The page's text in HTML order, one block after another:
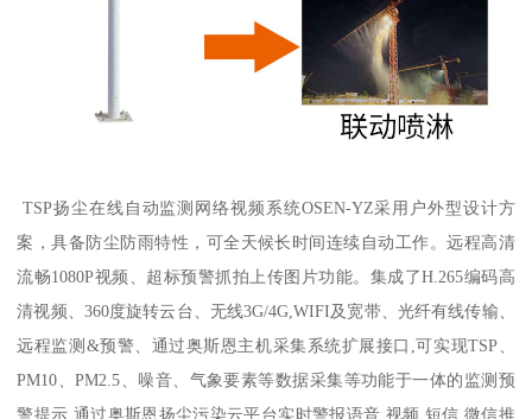
TSP扬尘在线自动监测网络视频系统OSEN-YZ采用户外型设计方
案，具备防尘防雨特性，可全天候长时间连续自动工作。远程高清
流畅1080P视频、超标预警抓拍上传图片功能。集成了H.265编码高
清视频、360度旋转云台、无线3G/4G,WIFI及宽带、光纤有线传输、
远程监测&预警、通过奥斯恩主机采集系统扩展接口,可实现TSP、
PM10、PM2.5、噪音、气象要素等数据采集等功能于一体的监测预
警提示,通过奥斯恩扬尘污染云平台实时警报语音,视频,短信,微信推